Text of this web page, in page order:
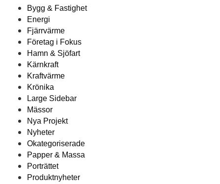
Bygg & Fastighet
Energi
Fjärrvärme
Företag i Fokus
Hamn & Sjöfart
Kärnkraft
Kraftvärme
Krönika
Large Sidebar
Mässor
Nya Projekt
Nyheter
Okategoriserade
Papper & Massa
Porträttet
Produktnyheter